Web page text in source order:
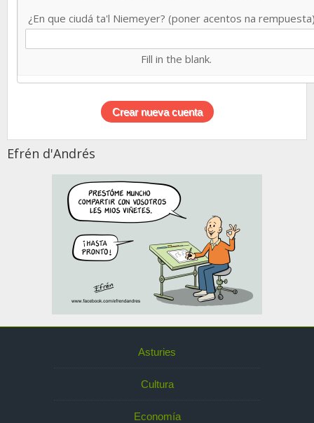
¿En que ciudá ta'l Niemeyer? (poner acentos na
Fill in the blank.
Efrén d'Andrés
Asturies
Cultura
Economía